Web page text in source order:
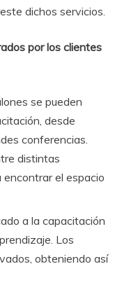
dichos servicios.
por los clientes
se pueden
desde
conferencias.
distintas
el espacio
a la capacitación
Los
obteniendo así